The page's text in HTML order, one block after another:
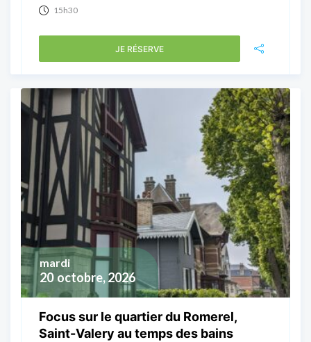
15h30
JE RÉSERVE
20 octobre, 2026
mardi
Focus sur le quartier du Romerel,
Saint-Valery au temps des bains